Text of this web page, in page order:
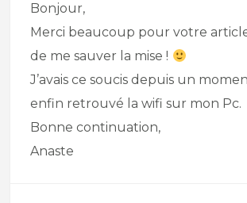
Bonjour,
Merci beaucoup pour votre
de me sauver la mise !
J’avais ce soucis depuis un
enfin retrouvé la wifi sur mon Pc.
Bonne continuation,
Anaste